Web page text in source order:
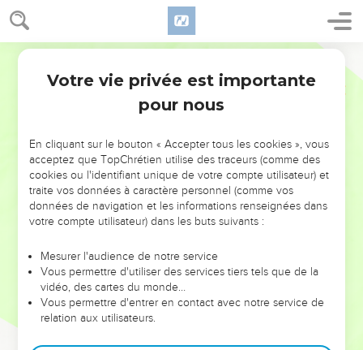
NE MANQUEZ PAS L’ÉVÉNEMENT
DE L’ANNÉE !
ET SI LEURS ERREURS POUVAIENT VOUS ÉVITER LES
VOTRES ?
leur foi ou leur vision. Mais on voit moins les doutes, les erreurs
et les saisons difficiles qu'ils ont traversés, alors même que ce
sont elles qui les ont façonnés.
Dans cette conférence, leaders, entrepreneurs, et responsables
Votre vie privée est importante
pour nous
En cliquant sur le bouton « Accepter tous les cookies », vous
acceptez que TopChrétien utilise des traceurs (comme des
cookies ou l'identifiant unique de votre compte utilisateur) et
traite vos données à caractère personnel (comme vos
données de navigation et les informations renseignées dans
votre compte utilisateur) dans les buts suivants :
Mesurer l'audience de notre service
Vous permettre d'utiliser des services tiers tels que de la
vidéo, des cartes du monde…
Vous permettre d'entrer en contact avec notre service de
relation aux utilisateurs.